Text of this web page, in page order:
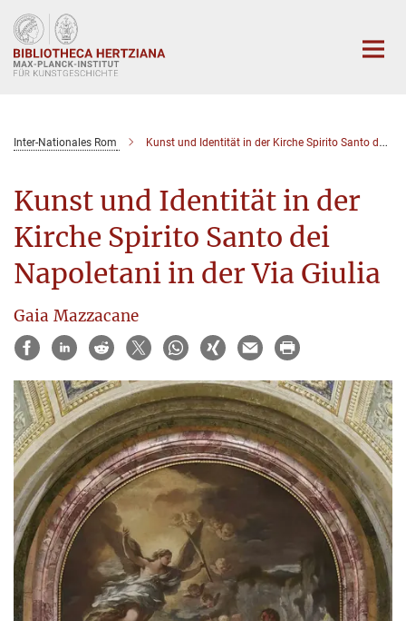
Hauptinhalt
Inter-Nationales Rom Kunst und Identität in der Kirche Spirito Santo dei Napoletani in der Via Giulia
Kunst und Identität in der
Kirche Spirito Santo dei
Napoletani in der Via Giulia
Gaia Mazzacane